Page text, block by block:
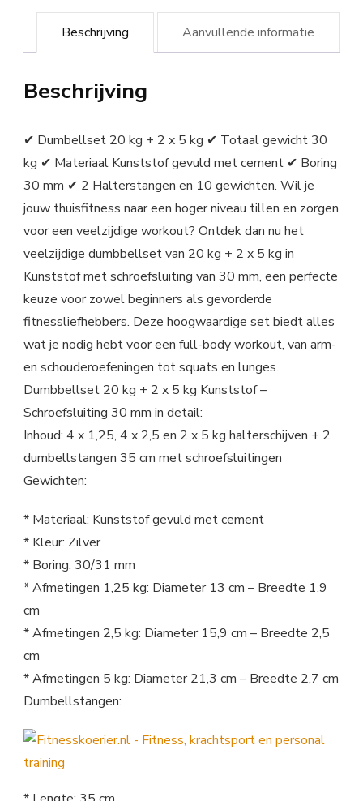
Beschrijving Aanvullende informatie
Beschrijving
✔ Dumbellset 20 kg + 2 x 5 kg ✔ Totaal gewicht 30
kg ✔ Materiaal Kunststof gevuld met cement ✔ Boring
30 mm ✔ 2 Halterstangen en 10 gewichten. Wil je
jouw thuisfitness naar een hoger niveau tillen en zorgen
voor een veelzijdige workout? Ontdek dan nu het
veelzijdige dumbbellset van 20 kg + 2 x 5 kg in
Kunststof met schroefsluiting van 30 mm, een perfecte
keuze voor zowel beginners als gevorderde
fitnessliefhebbers. Deze hoogwaardige set biedt alles
wat je nodig hebt voor een full-body workout, van arm-
en schouderoefeningen tot squats en lunges.
Dumbbellset 20 kg + 2 x 5 kg Kunststof –
Schroefsluiting 30 mm in detail:
Inhoud: 4 x 1,25, 4 x 2,5 en 2 x 5 kg halterschijven + 2
dumbellstangen 35 cm met schroefsluitingen
Gewichten:
* Materiaal: Kunststof gevuld met cement
* Kleur: Zilver
* Boring: 30/31 mm
* Afmetingen 1,25 kg: Diameter 13 cm – Breedte 1,9
cm
* Afmetingen 2,5 kg: Diameter 15,9 cm – Breedte 2,5
cm
* Afmetingen 5 kg: Diameter 21,3 cm – Breedte 2,7 cm
Dumbellstangen: